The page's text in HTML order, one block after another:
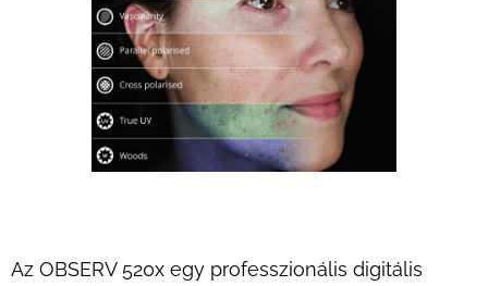
Az OBSERV 520x egy professzionális digitális